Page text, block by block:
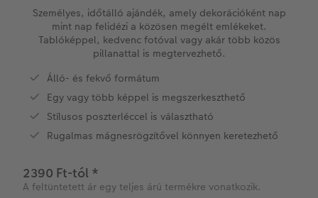
Kiegészítők
CEWE myPhotos
Fotókidolgozás normál
Fényképtároló dobozok
Fotócsomagok
Fotómatrica
Matrica nyomtatás azonnal
Poszterléc
Hexxas
Fafotó
Többrészes fali dekoráció
Fotószalag
Textíliák
Art Prints
Fényképes naptárak
CEWE FOTÓKÖNYV Kids
CEWE sztorik
Egyedi ajándékötletek
Ajándékötletek szeretteinek
Utazás
CEWE myPhotos
Személyes, időtálló ajándék, amely dekorációként nap
mint nap felidézi a közösen megélt emlékeket.
Tablóképpel, kedvenc fotóval vagy akár több közös
pillanattal is megtervezhető.
Álló- és fekvő formátum
Egy vagy több képpel is megszerkeszthető
Stílusos poszterléccel is választható
Rugalmas mágnesrögzítővel könnyen keretezhető
2390 Ft-tól *
A feltüntetett ár egy teljes árú termékre vonatkozik.